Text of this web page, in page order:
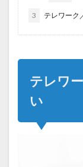
3 テレワーク
テレワ
い